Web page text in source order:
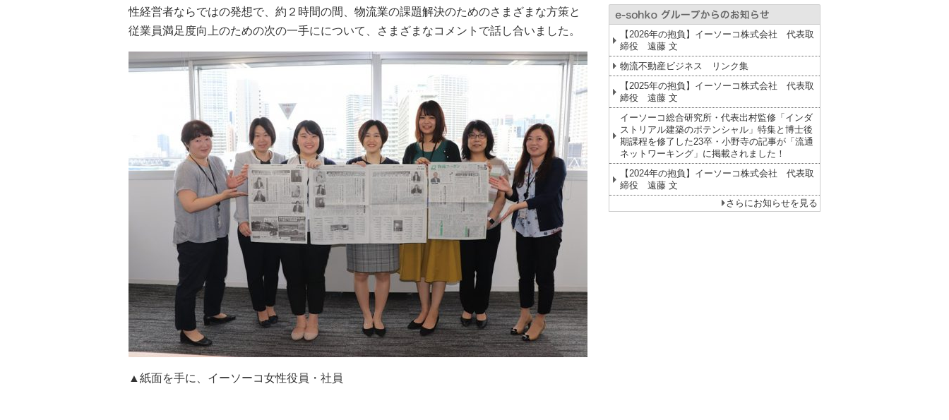
性経営者ならではの発想で、約２時間の間、物流業の課題解決のためのさまざまな方策と
従業員満足度向上のための次の一手にについて、さまざまなコメントで話し合いました。
▲紙面を手に、イーソーコ女性役員・社員
【2026年の抱負】イーソーコ株式会社 代表取
締役 遠藤 文
物流不動産ビジネス リンク集
【2025年の抱負】イーソーコ株式会社 代表取
締役 遠藤 文
イーソーコ総合研究所・代表出村監修「インダ
ストリアル建築のポテンシャル」特集と博士後
期課程を修了した23卒・小野寺の記事が「流通
ネットワーキング」に掲載されました！
【2024年の抱負】イーソーコ株式会社 代表取
締役 遠藤 文
さらにお知らせを見る